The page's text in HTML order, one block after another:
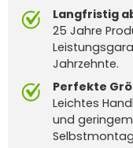
Langfristig
25 Jahre
Jahrzehnte.
Perfekte
Leichtes
und